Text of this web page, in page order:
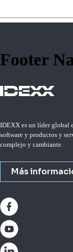
Footer
IDEXX es un líder global
software y productos y
complejo y cambiante.
Más